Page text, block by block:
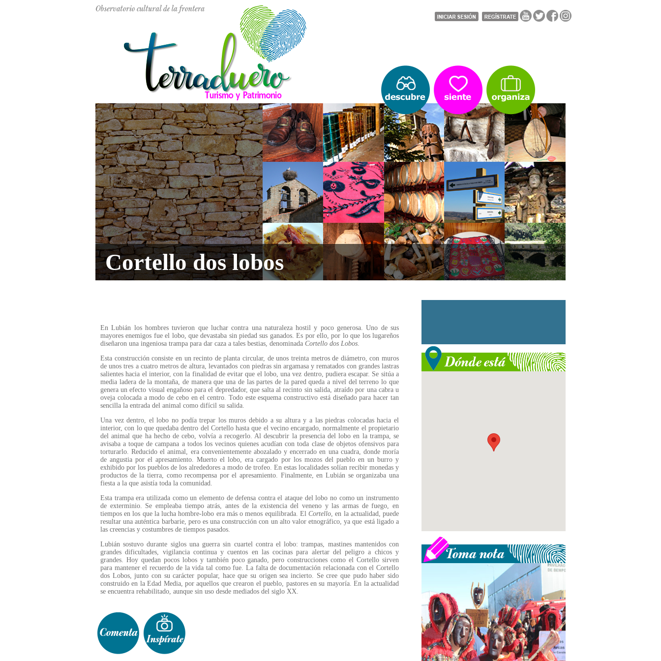
Cortello dos lobos
En Lubián los hombres tuvieron que luchar contra una naturaleza hostil y poco generosa. Uno de sus
mayores enemigos fue el lobo, que devastaba sin piedad sus ganados. Es por ello, por lo que los lugareños
diseñaron una ingeniosa trampa para dar caza a tales bestias, denominada Cortello dos Lobos.
Esta construcción consiste en un recinto de planta circular, de unos treinta metros de diámetro, con muros
de unos tres a cuatro metros de altura, levantados con piedras sin argamasa y rematados con grandes lastras
salientes hacia el interior, con la finalidad de evitar que el lobo, una vez dentro, pudiera escapar. Se sitúa a
media ladera de la montaña, de manera que una de las partes de la pared queda a nivel del terreno lo que
genera un efecto visual engañoso para el depredador, que salta al recinto sin salida, atraído por una cabra u
oveja colocada a modo de cebo en el centro. Todo este esquema constructivo está diseñado para hacer tan
sencilla la entrada del animal como difícil su salida.
Una vez dentro, el lobo no podía trepar los muros debido a su altura y a las piedras colocadas hacia el
interior, con lo que quedaba dentro del Cortello hasta que el vecino encargado, normalmente el propietario
del animal que ha hecho de cebo, volvía a recogerlo. Al descubrir la presencia del lobo en la trampa, se
avisaba a toque de campana a todos los vecinos quienes acudían con toda clase de objetos ofensivos para
torturarlo. Reducido el animal, era convenientemente abozalado y encerrado en una cuadra, donde moría
de angustia por el apresamiento. Muerto el lobo, era cargado por los mozos del pueblo en un burro y
exhibido por los pueblos de los alrededores a modo de trofeo. En estas localidades solían recibir monedas y
productos de la tierra, como recompensa por el apresamiento. Finalmente, en Lubián se organizaba una
fiesta a la que asistía toda la comunidad.
Esta trampa era utilizada como un elemento de defensa contra el ataque del lobo no como un instrumento
de exterminio. Se empleaba tiempo atrás, antes de la existencia del veneno y las armas de fuego, en
tiempos en los que la lucha hombre-lobo era más o menos equilibrada. ElCortello, en la actualidad, puede
resultar una auténtica barbarie, pero es una construcción con un alto valor etnográfico, ya que está ligado a
las creencias y costumbres de tiempos pasados.
Lubián sostuvo durante siglos una guerra sin cuartel contra el lobo: trampas, mastines mantenidos con
grandes dificultades, vigilancia continua y cuentos en las cocinas para alertar del peligro a chicos y
grandes. Hoy quedan pocos lobos y también poco ganado, pero construcciones como el Cortello sirven
para mantener el recuerdo de la vida tal como fue. La falta de documentación relacionada con el Cortello
dos Lobos, junto con su carácter popular, hace que su origen sea incierto. Se cree que pudo haber sido
construido en la Edad Media, por aquellos que crearon el pueblo, pastores en su mayoría. En la actualidad
se encuentra rehabilitado, aunque sin uso desde mediados del siglo XX.